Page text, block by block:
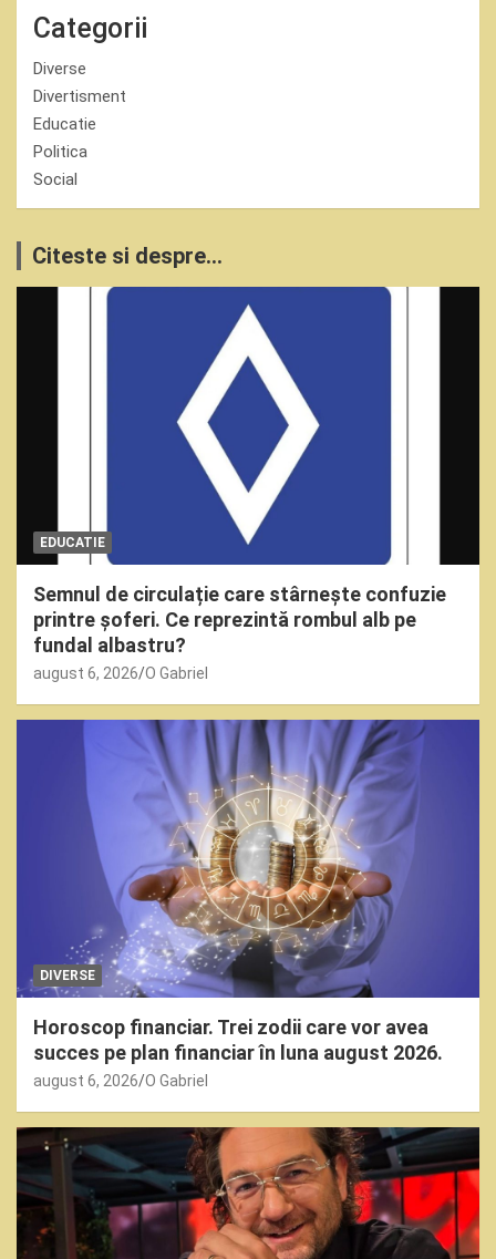
Categorii
Diverse
Divertisment
Educatie
Politica
Social
Citeste si despre...
EDUCATIE
Semnul de circulație care stârnește confuzie
printre șoferi. Ce reprezintă rombul alb pe
fundal albastru?
august 6, 2026 O Gabriel
DIVERSE
Horoscop financiar. Trei zodii care vor avea
succes pe plan financiar în luna august 2026.
august 6, 2026 O Gabriel